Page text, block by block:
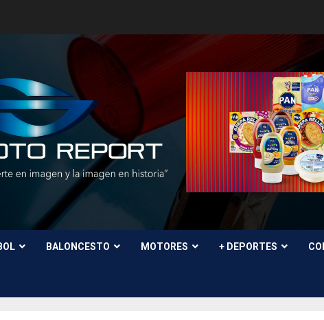
BALONCESTO MOTORES + DEPORTES